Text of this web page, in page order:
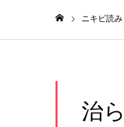
ニキビ読
治